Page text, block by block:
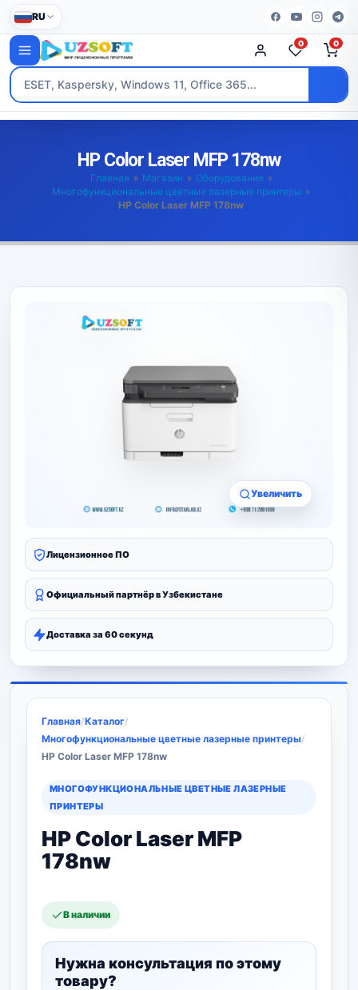
RU
0 0
HP Color Laser MFP 178nw
Главная » Магазин » Оборудование »
Многофункциональные цветные лазерные принтеры »
HP Color Laser MFP 178nw
Увеличить
Лицензионное ПО
Официальный партнёр в Узбекистане
Доставка за 60 секунд
Главная/Каталог/
Многофункциональные цветные лазерные принтеры/
HP Color Laser MFP 178nw
МНОГОФУНКЦИОНАЛЬНЫЕ ЦВЕТНЫЕ ЛАЗЕРНЫЕ
ПРИНТЕРЫ
HP Color Laser MFP
178nw
В наличии
Нужна консультация по этому
товару?